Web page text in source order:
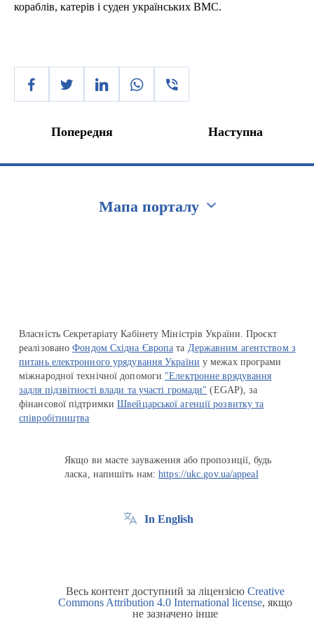
кораблів, катерів і суден українських ВМС.
Попередня Наступна
Мапа порталу
Власність Секретаріату Кабінету Міністрів України. Проєкт
реалізованоФондом Східна Європа та Державним агентством з
питань електронного урядування України у межах програми
міжнародної технічної допомоги "Електронне врядування
задля підзвітності влади та участі громади" (EGAP), за
фінансової підтримкиШвейцарської агенції розвитку та
співробітництва
Якщо ви маєте зауваження або пропозиції, будь
ласка, напишіть нам:https://ukc.gov.ua/appeal
In English
Весь контент доступний за ліцензією Creative
Commons Attribution 4.0 International license, якщо
не зазначено інше